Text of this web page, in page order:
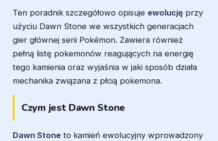
Ten poradnik szczegółowo opisuje ewolucję przy
użyciu Dawn Stone we wszystkich generacjach
gier głównej serii Pokémon. Zawiera również
pełną listę pokemonów reagujących na energię
tego kamienia oraz wyjaśnia w jaki sposób działa
mechanika związana z płcią pokemona.
Czym jest Dawn Stone
Dawn Stone to kamień ewolucyjny wprowadzony